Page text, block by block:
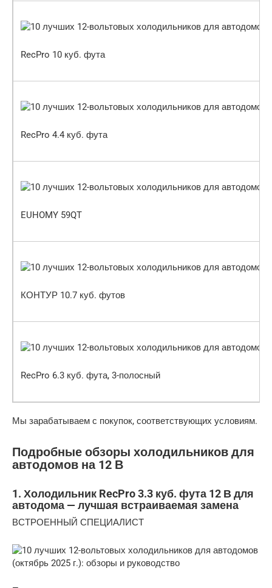
RecPro 10 куб. фута
RecPro 4.4 куб. фута
EUHOMY 59QT
КОНТУР 10.7 куб. футов
RecPro 6.3 куб. фута, 3-полосный
Мы зарабатываем с покупок, соответствующих условиям.
Подробные обзоры холодильников для
автодомов на 12 В
1. Холодильник RecPro 3.3 куб. фута 12 В для
автодома — лучшая встраиваемая замена
ВСТРОЕННЫЙ СПЕЦИАЛИСТ